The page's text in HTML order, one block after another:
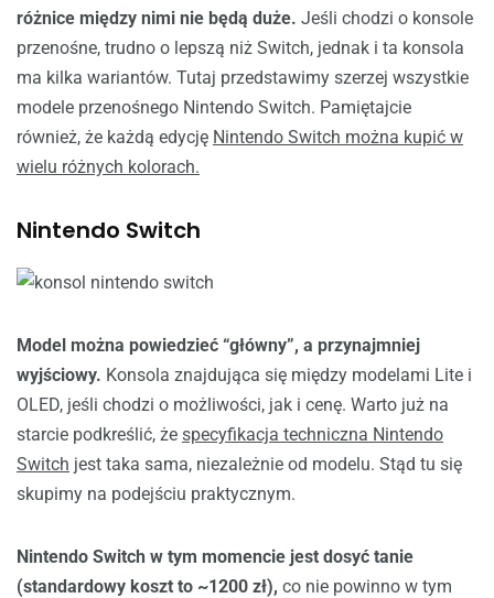
różnice między nimi nie będą duże. Jeśli chodzi o konsole
przenośne, trudno o lepszą niż Switch, jednak i ta konsola
ma kilka wariantów. Tutaj przedstawimy szerzej wszystkie
modele przenośnego Nintendo Switch. Pamiętajcie
również, że każdą edycję Nintendo Switch można kupić w
wielu różnych kolorach.
Nintendo Switch
Model można powiedzieć “główny”, a przynajmniej
wyjściowy. Konsola znajdująca się między modelami Lite i
OLED, jeśli chodzi o możliwości, jak i cenę. Warto już na
starcie podkreślić, że specyfikacja techniczna Nintendo
Switch jest taka sama, niezależnie od modelu. Stąd tu się
skupimy na podejściu praktycznym.
Nintendo Switch w tym momencie jest dosyć tanie
(standardowy koszt to ~1200 zł), co nie powinno w tym